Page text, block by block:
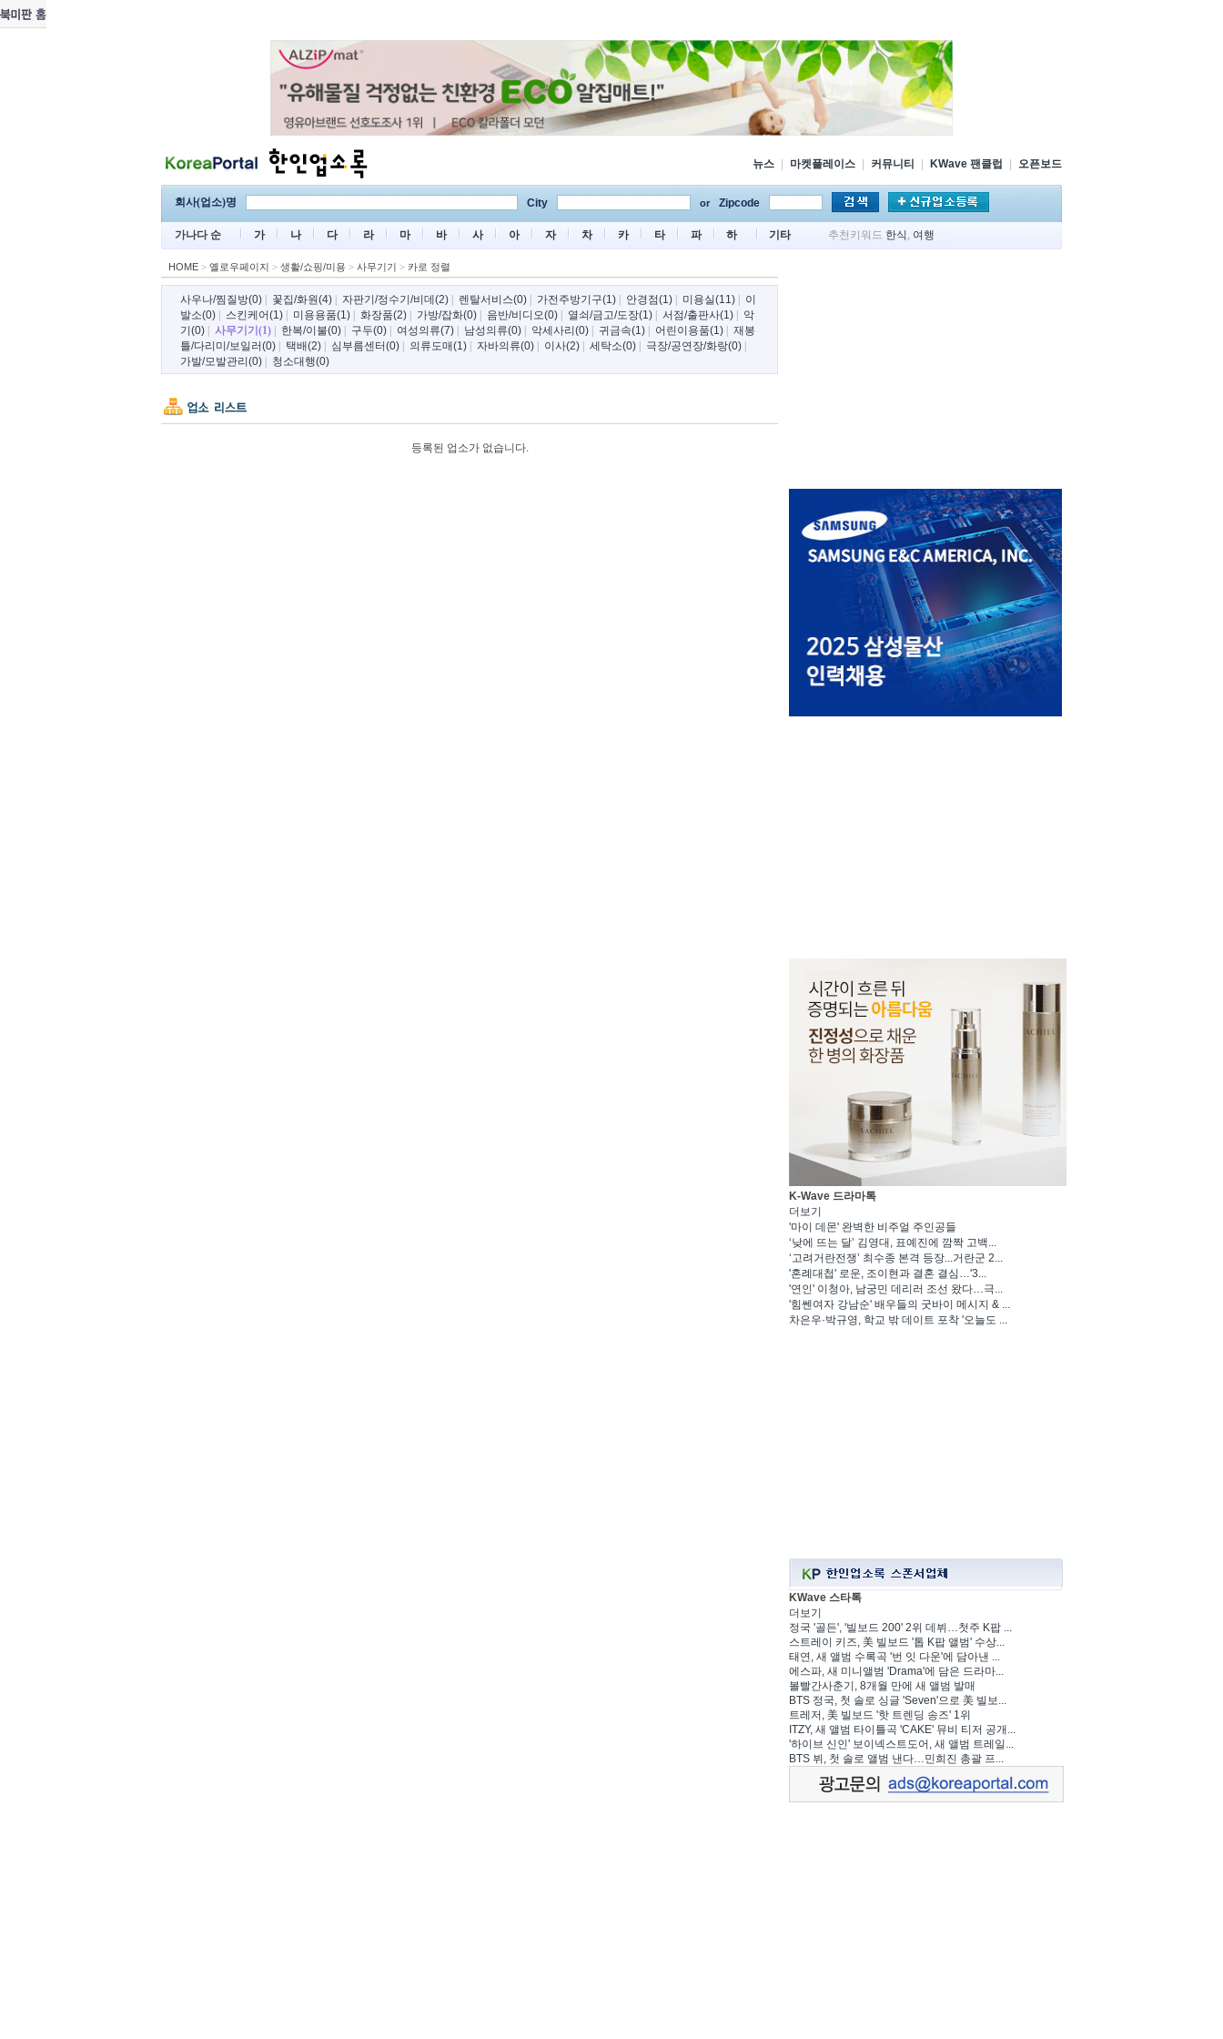
뉴스 마켓플레이스 커뮤니티 KWave 팬클럽 오픈보드
회사(업소)명 City or Zipcode
가나다 순 가 나 다 라 마 바 사 아 자 차 카 타 파 하 기타 추천키워드 한식 , 여행
HOME > 옐로우페이지 > 생활/쇼핑/미용 > 사무기기 > 카로 정렬
사우나/찜질방(0) 꽃집/화원(4) 자판기/정수기/비데(2) 렌탈서비스(0) 가전주방기구(1) 안경점(1) 미용실(11)
이
발소(0)
스킨케어(1) 미용용품(1) 화장품(2) 가방/잡화(0) 음반/비디오(0) 열쇠/금고/도장(1) 서점/출판사(1)
악
기(0)
사무기기(1) 한복/이불(0) 구두(0) 여성의류(7) 남성의류(0) 악세사리(0) 귀금속(1) 어린이용품(1)
재봉
틀/다리미/보일러(0)
택배(2) 심부름센터(0) 의류도매(1) 자바의류(0) 이사(2) 세탁소(0) 극장/공연장/화랑(0)
가발/모발관리(0)
청소대행(0)
등록된 업소가 없습니다.
K-Wave 드라마톡
더보기
'마이 데몬' 완벽한 비주얼 주인공들
‘낮에 뜨는 달’ 김영대, 표예진에 깜짝 고백...
‘고려거란전쟁’ 최수종 본격 등장...거란군 2...
'혼례대첩' 로운, 조이현과 결혼 결심…'3...
'연인' 이청아, 남궁민 데리러 조선 왔다…극...
'힘쎈여자 강남순' 배우들의 굿바이 메시지 & ...
차은우·박규영, 학교 밖 데이트 포착 '오늘도 ...
KWave 스타톡
더보기
정국 '골든', '빌보드 200' 2위 데뷔…첫주 K팝 ...
스트레이 키즈, 美 빌보드 '톱 K팝 앨범' 수상...
태연, 새 앨범 수록곡 '번 잇 다운'에 담아낸 ...
에스파, 새 미니앨범 'Drama'에 담은 드라마...
볼빨간사춘기, 8개월 만에 새 앨범 발매
BTS 정국, 첫 솔로 싱글 'Seven'으로 美 빌보...
트레저, 美 빌보드 '핫 트렌딩 송즈' 1위
ITZY, 새 앨범 타이틀곡 'CAKE' 뮤비 티저 공개...
'하이브 신인' 보이넥스트도어, 새 앨범 트레일...
BTS 뷔, 첫 솔로 앨범 낸다…민희진 총괄 프...